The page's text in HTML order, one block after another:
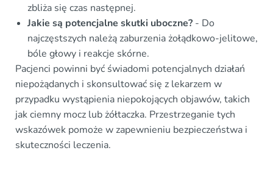
zbliża się czas następnej.
Jakie są potencjalne skutki uboczne? - Do
najczęstszych należą zaburzenia żołądkowo-jelitowe,
bóle głowy i reakcje skórne.
Pacjenci powinni być świadomi potencjalnych działań
niepożądanych i skonsultować się z lekarzem w
przypadku wystąpienia niepokojących objawów, takich
jak ciemny mocz lub żółtaczka. Przestrzeganie tych
wskazówek pomoże w zapewnieniu bezpieczeństwa i
skuteczności leczenia.